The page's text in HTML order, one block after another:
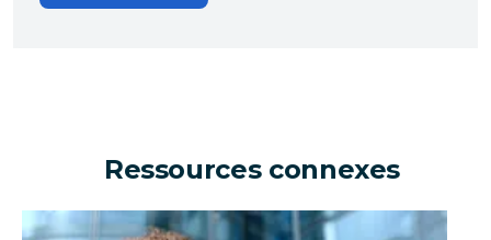
Ressources connexes
Une entreprise peut-elle générer des millions